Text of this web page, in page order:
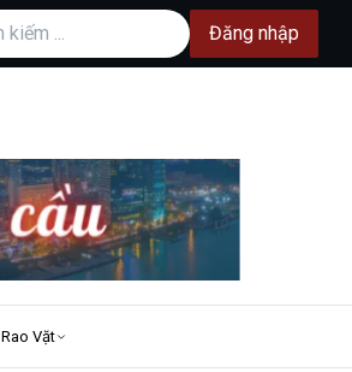
Đăng nhập
Rao Vặt